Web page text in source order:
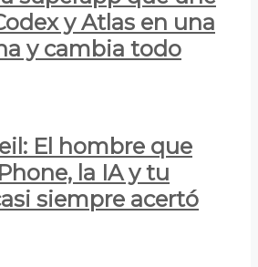
y Atlas en una
y cambia todo
El hombre que
la IA y tu
siempre acertó